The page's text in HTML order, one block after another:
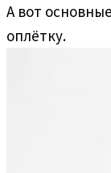
А вот
оплётку.